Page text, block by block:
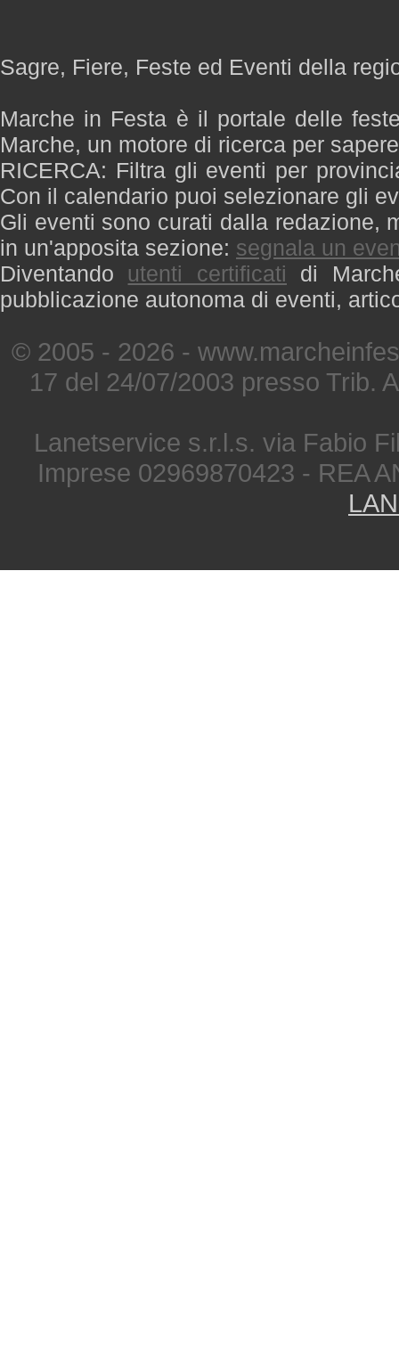
Sagre, Fiere, Feste ed Eventi della
Marche in Festa è il portale delle
Marche, un motore di ricerca per
RICERCA: Filtra gli eventi per
Con il calendario puoi selezionare gli
Gli eventi sono curati dalla redazione,
in un'apposita sezione: segnala un
Diventando utenti certificati di
pubblicazione autonoma di eventi,
© 2005 - 2026 -
17 del 24/07/2003 presso Trib.
Lanetservice s.r.l.s. via Fabio
Imprese 02969870423 - REA